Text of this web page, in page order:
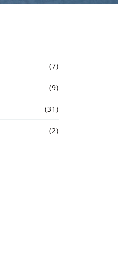
(7)
(9)
(31)
(2)